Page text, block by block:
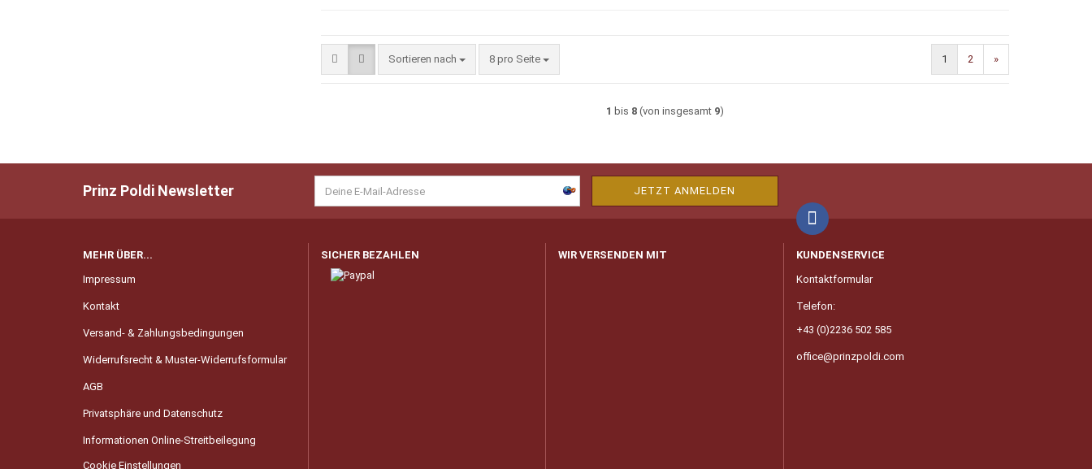
Sortieren nach
Sortieren nach 8 pro Seite
pro Seite 1 2 »
1 bis 8(von insgesamt 9)
Prinz Poldi Newsletter
MEHR ÜBER...
Impressum
Kontakt
Versand- & Zahlungsbedingungen
Widerrufsrecht & Muster-Widerrufsformular
AGB
Privatsphäre und Datenschutz
Informationen Online-Streitbeilegung
Cookie Einstellungen
SICHER BEZAHLEN WIR VERSENDEN MIT
KUNDENSERVICE
Kontaktformular
Telefon:
+43 (0)2236 502 585
office@prinzpoldi.com